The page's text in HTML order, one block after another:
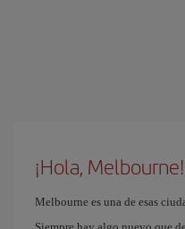
¡Hola, Melbourne!
Melbourne es una de esas